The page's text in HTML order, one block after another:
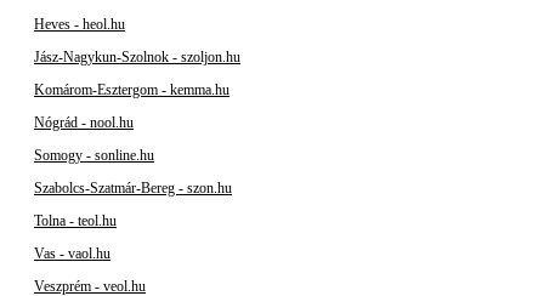
Heves - heol.hu
Jász-Nagykun-Szolnok - szoljon.hu
Komárom-Esztergom - kemma.hu
Nógrád - nool.hu
Somogy - sonline.hu
Szabolcs-Szatmár-Bereg - szon.hu
Tolna - teol.hu
Vas - vaol.hu
Veszprém - veol.hu